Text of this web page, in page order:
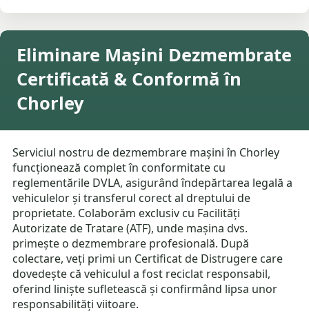
Eliminare Mașini Dezmembrate
Certificată & Conformă în
Chorley
Serviciul nostru de dezmembrare mașini în Chorley
funcționează complet în conformitate cu
reglementările DVLA, asigurând îndepărtarea legală a
vehiculelor și transferul corect al dreptului de
proprietate. Colaborăm exclusiv cu Facilități
Autorizate de Tratare (ATF), unde mașina dvs.
primește o dezmembrare profesională. După
colectare, veți primi un Certificat de Distrugere care
dovedește că vehiculul a fost reciclat responsabil,
oferind liniște sufletească și confirmând lipsa unor
responsabilități viitoare.